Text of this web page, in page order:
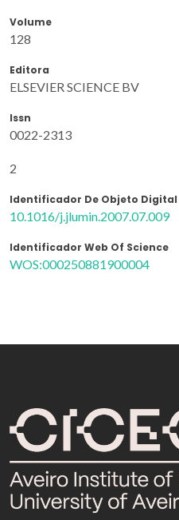
Volume
128
Editora
ELSEVIER SCIENCE BV
Issn
0022-2313
2
Identificador De Objeto Digital
10.1016/j.jlumin.2007.07.009
Identificador Web Of Science
WOS:000250881900004